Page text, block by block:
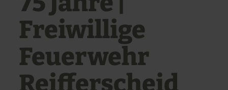
Freiwillige
Feuerwehr
Reifferscheid